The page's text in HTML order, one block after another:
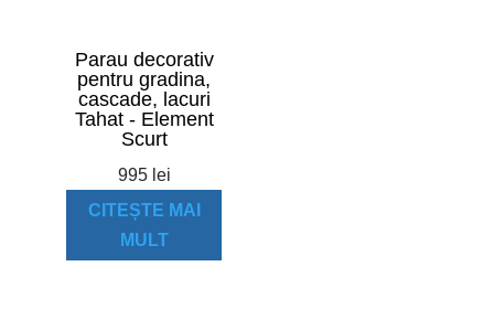
Parau decorativ
pentru gradina,
cascade, lacuri
Tahat - Element
Scurt
995 lei
CITEȘTE MAI
MULT